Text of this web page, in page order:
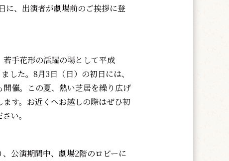
に、出演者が劇場前のご挨拶に登
手花形の活躍の場として平成
した。8月3日（日）の初日には、
催。この夏、熱い芝居を繰り広げ
す。お近くへお越しの際はぜひ初
い。
公演期間中、劇場2階のロビーに